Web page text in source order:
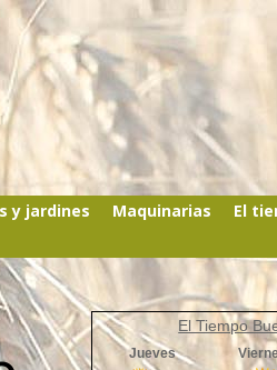
y jardines Maquinarias El
El Tiempo